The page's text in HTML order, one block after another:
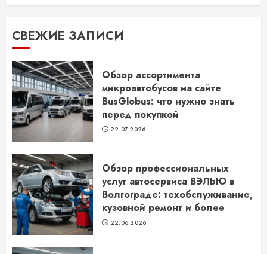
СВЕЖИЕ ЗАПИСИ
Обзор ассортимента
микроавтобусов на сайте
BusGlobus: что нужно знать
перед покупкой
22.07.2026
Обзор профессиональных
услуг автосервиса ВЭЛЬЮ в
Волгограде: техобслуживание,
кузовной ремонт и более
22.06.2026